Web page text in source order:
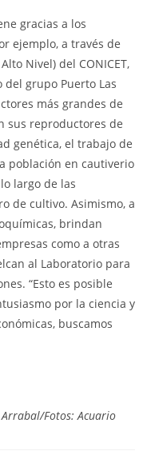
gracias a los
ejemplo, a través de
Nivel) del CONICET,
grupo Puerto Las
más grandes de
sus reproductores de
genética, el trabajo de
población en cautiverio
largo de las
de cultivo. Asimismo, a
brindan
como a otras
al Laboratorio para
“Esto es posible
por la ciencia y
buscamos
Arrabal/Fotos: Acuario